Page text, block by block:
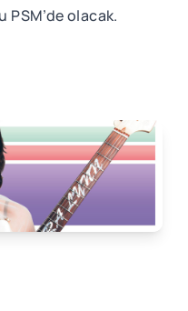
PSM’de olacak.